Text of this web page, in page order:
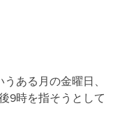
ある月の金曜日、
9時を指そうとして